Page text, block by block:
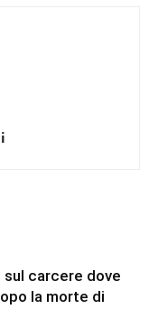
carcere dove
la morte di